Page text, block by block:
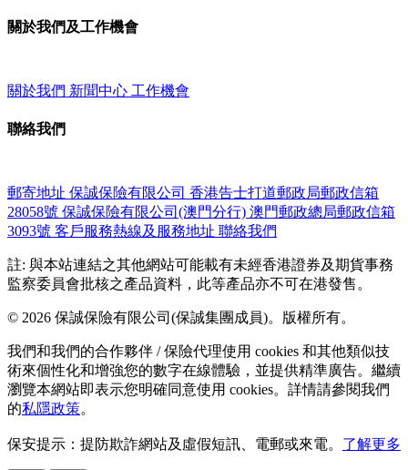
關於我們及工作機會
關於我們 新聞中心 工作機會
聯絡我們
郵寄地址 保誠保險有限公司 香港告士打道郵政局郵政信箱
28058號 保誠保險有限公司(澳門分行) 澳門郵政總局郵政信箱
3093號 客戶服務熱線及服務地址 聯絡我們
註: 與本站連結之其他網站可能載有未經香港證券及期貨事務
監察委員會批核之產品資料，此等產品亦不可在港發售。
© 2026 保誠保險有限公司(保誠集團成員)。版權所有。
我們和我們的合作夥伴 / 保險代理使用 cookies 和其他類似技
術來個性化和增強您的數字在線體驗，並提供精準廣告。繼續
瀏覽本網站即表示您明確同意使用 cookies。詳情請參閱我們
的私隱政策。
保安提示：提防欺詐網站及虛假短訊、電郵或來電。 了解更多